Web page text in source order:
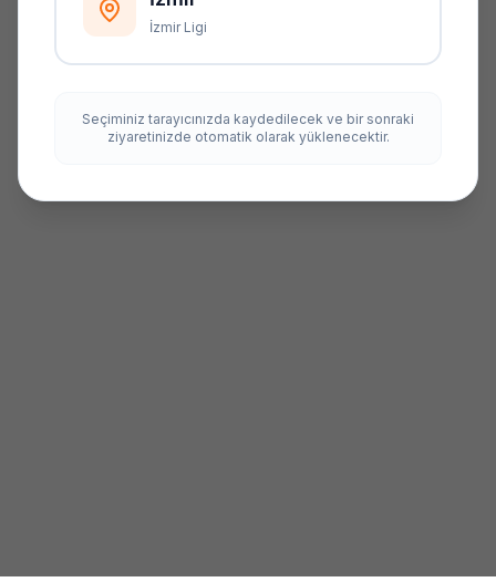
İzmir Ligi
Seçiminiz tarayıcınızda kaydedilecek ve bir sonraki
ziyaretinizde otomatik olarak yüklenecektir.